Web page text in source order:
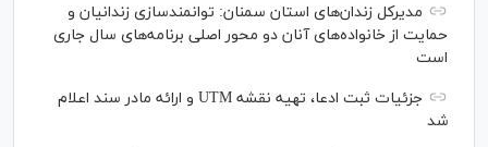
مدیرکل زندان‌های استان سمنان: توانمندسازی زندانیان و
حمایت از خانواده‌های آنان دو محور اصلی برنامه‌های سال جاری
است
جزئیات ثبت ادعا، تهیه نقشه UTM و ارائه مادر سند اعلام
شد